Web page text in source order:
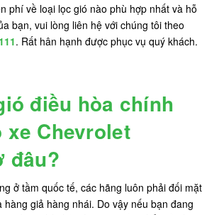
phí về loại lọc gió nào phù hợp nhất và hỗ
bạn, vui lòng liên hệ với chúng tôi theo
. Rất hân hạnh được phục vụ quý khách.
điều hòa chính
xe Chevrolet
đâu?
ở tầm quốc tế, các hãng luôn phải đối mặt
hàng giả hàng nhái. Do vậy nếu bạn đang